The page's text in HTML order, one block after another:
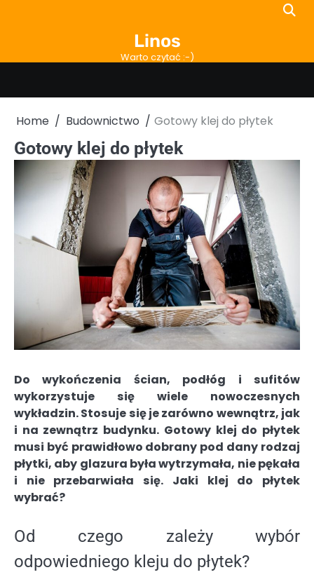
Linos
Warto czytać :-)
Home Budownictwo Gotowy klej do płytek
Gotowy klej do płytek
Do wykończenia ścian, podłóg i sufitów
wykorzystuje się wiele nowoczesnych
wykładzin. Stosuje się je zarówno wewnątrz, jak
i na zewnątrz budynku. Gotowy klej do płytek
musi być prawidłowo dobrany pod dany rodzaj
płytki, aby glazura była wytrzymała, nie pękała
i nie przebarwiała się. Jaki klej do płytek
wybrać?
Od czego zależy wybór
odpowiedniego kleju do płytek?